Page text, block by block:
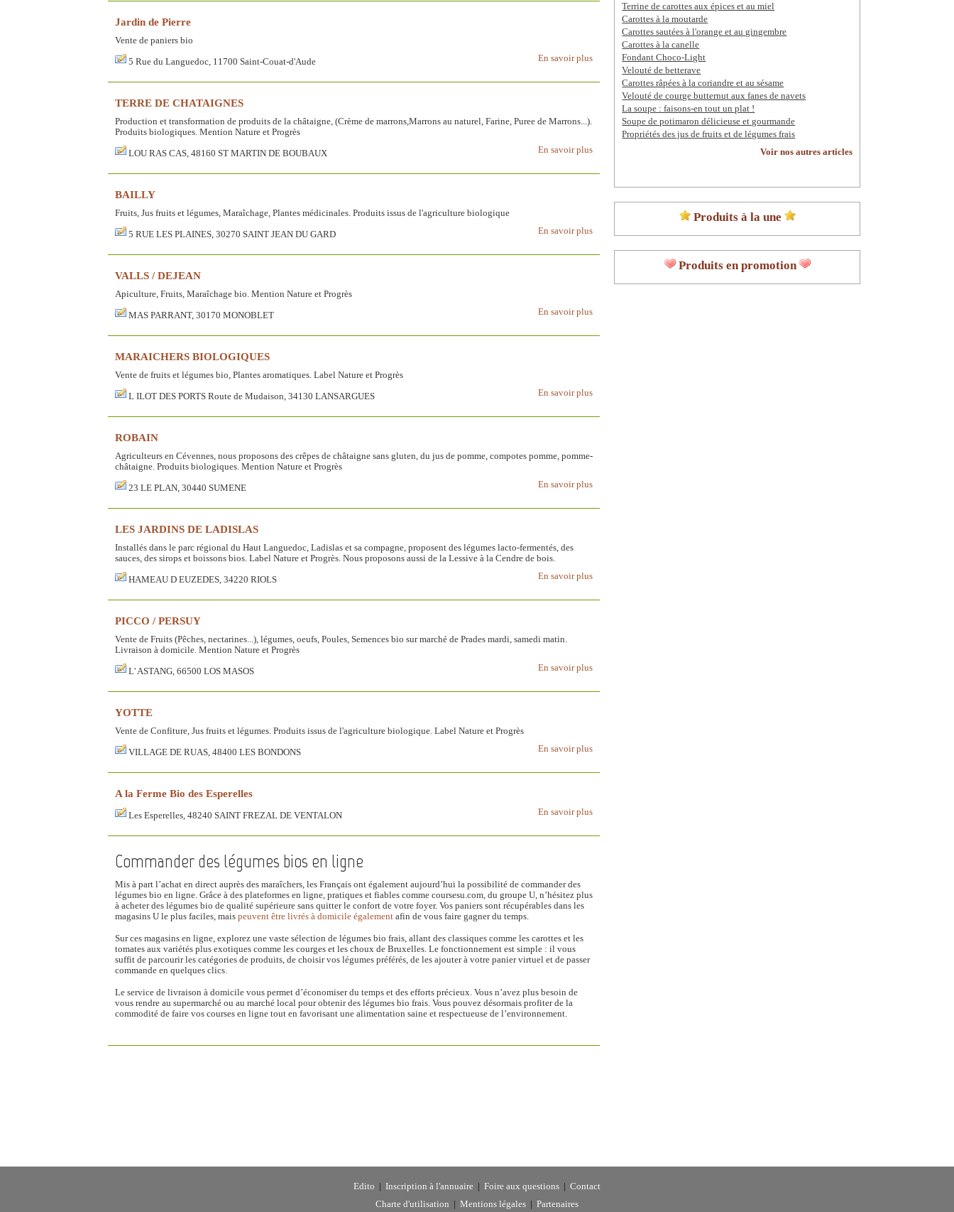
Jardin de Pierre
Vente de paniers bio
En savoir plus
5 Rue du Languedoc, 11700 Saint-Couat-d'Aude
TERRE DE CHATAIGNES
Production et transformation de produits de la châtaigne, (Crème de marrons,Marrons au naturel, Farine, Puree de Marrons...).
Produits biologiques. Mention Nature et Progrès
En savoir plus
LOU RAS CAS, 48160 ST MARTIN DE BOUBAUX
BAILLY
Fruits, Jus fruits et légumes, Maraîchage, Plantes médicinales. Produits issus de l'agriculture biologique
En savoir plus
5 RUE LES PLAINES, 30270 SAINT JEAN DU GARD
VALLS / DEJEAN
Apiculture, Fruits, Maraîchage bio. Mention Nature et Progrès
En savoir plus
MAS PARRANT, 30170 MONOBLET
MARAICHERS BIOLOGIQUES
Vente de fruits et légumes bio, Plantes aromatiques. Label Nature et Progrès
En savoir plus
L ILOT DES PORTS Route de Mudaison, 34130 LANSARGUES
ROBAIN
Agriculteurs en Cévennes, nous proposons des crêpes de châtaigne sans gluten, du jus de pomme, compotes pomme, pomme-
châtaigne. Produits biologiques. Mention Nature et Progrès
En savoir plus
23 LE PLAN, 30440 SUMENE
LES JARDINS DE LADISLAS
Installés dans le parc régional du Haut Languedoc, Ladislas et sa compagne, proposent des légumes lacto-fermentés, des
sauces, des sirops et boissons bios. Label Nature et Progrès. Nous proposons aussi de la Lessive à la Cendre de bois.
En savoir plus
HAMEAU D EUZEDES, 34220 RIOLS
PICCO / PERSUY
Vente de Fruits (Pêches, nectarines...), légumes, oeufs, Poules, Semences bio sur marché de Prades mardi, samedi matin.
Livraison à domicile. Mention Nature et Progrès
En savoir plus
L' ASTANG, 66500 LOS MASOS
YOTTE
Vente de Confiture, Jus fruits et légumes. Produits issus de l'agriculture biologique. Label Nature et Progrès
En savoir plus
VILLAGE DE RUAS, 48400 LES BONDONS
A la Ferme Bio des Esperelles
En savoir plus
Les Esperelles, 48240 SAINT FREZAL DE VENTALON
Commander des légumes bios en ligne
Mis à part l’achat en direct auprès des maraîchers, les Français ont également aujourd’hui la possibilité de commander des
légumes bio en ligne. Grâce à des plateformes en ligne, pratiques et fiables comme coursesu.com, du groupe U, n’hésitez plus
à acheter des légumes bio de qualité supérieure sans quitter le confort de votre foyer. Vos paniers sont récupérables dans les
magasins U le plus faciles, mais peuvent être livrés à domicile également afin de vous faire gagner du temps.
Sur ces magasins en ligne, explorez une vaste sélection de légumes bio frais, allant des classiques comme les carottes et les
tomates aux variétés plus exotiques comme les courges et les choux de Bruxelles. Le fonctionnement est simple : il vous
suffit de parcourir les catégories de produits, de choisir vos légumes préférés, de les ajouter à votre panier virtuel et de passer
commande en quelques clics.
Le service de livraison à domicile vous permet d’économiser du temps et des efforts précieux. Vous n’avez plus besoin de
vous rendre au supermarché ou au marché local pour obtenir des légumes bio frais. Vous pouvez désormais profiter de la
commodité de faire vos courses en ligne tout en favorisant une alimentation saine et respectueuse de l’environnement.
Terrine de carottes aux épices et au miel
Carottes à la moutarde
Carottes sautées à l'orange et au gingembre
Carottes à la canelle
Fondant Choco-Light
Velouté de betterave
Carottes râpées à la coriandre et au sésame
Velouté de courge butternut aux fanes de navets
La soupe : faisons-en tout un plat !
Soupe de potimaron délicieuse et gourmande
Propriétés des jus de fruits et de légumes frais
Voir nos autres articles
Produits à la une
Produits en promotion
Edito | Inscription à l'annuaire | Foire aux questions | Contact
Charte d'utilisation | Mentions légales | Partenaires